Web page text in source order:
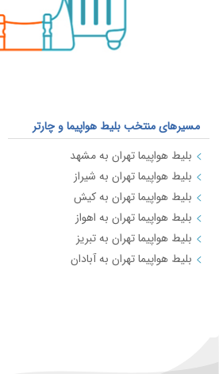
مسیرهای منتخب بلیط هواپیما و چارتر
بلیط هواپیما تهران به مشهد
بلیط هواپیما تهران به شیراز
بلیط هواپیما تهران به کیش
بلیط هواپیما تهران به اهواز
بلیط هواپیما تهران به تبریز
بلیط هواپیما تهران به آبادان